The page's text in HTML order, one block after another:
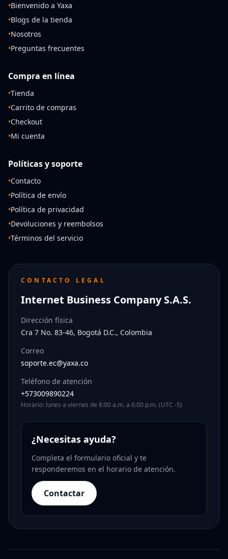
•Bienvenido a Yaxa
•Blogs de la tienda
•Nosotros
•Preguntas frecuentes
Compra en línea
•Tienda
•Carrito de compras
•Checkout
•Mi cuenta
Políticas y soporte
•Contacto
•Política de envío
•Política de privacidad
•Devoluciones y reembolsos
•Términos del servicio
CONTACTO LEGAL
Internet Business Company S.A.S.
Dirección física
Cra 7 No. 83-46, Bogotá D.C., Colombia
Correo
soporte.ec@yaxa.co
Teléfono de atención
+573009890224
Horario: lunes a viernes de 8:00 a.m. a 6:00 p.m. (UTC -5)
¿Necesitas ayuda?
Completa el formulario oficial y te
responderemos en el horario de atención.
Contactar